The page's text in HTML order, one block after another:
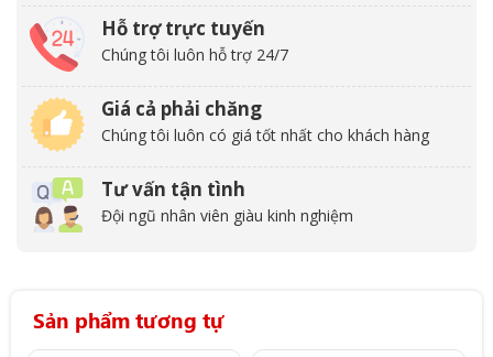
Hỗ trợ trực tuyến
Chúng tôi luôn hỗ trợ 24/7
Giá cả phải chăng
Chúng tôi luôn có giá tốt nhất cho khách hàng
Tư vấn tận tình
Đội ngũ nhân viên giàu kinh nghiệm
Sản phẩm tương tự